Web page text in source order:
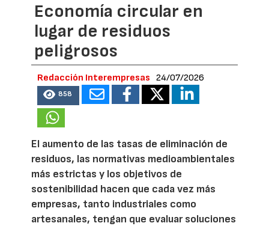
Economía circular en
lugar de residuos
peligrosos
Redacción Interempresas 24/07/2026
858
El aumento de las tasas de eliminación de
residuos, las normativas medioambientales
más estrictas y los objetivos de
sostenibilidad hacen que cada vez más
empresas, tanto industriales como
artesanales, tengan que evaluar soluciones